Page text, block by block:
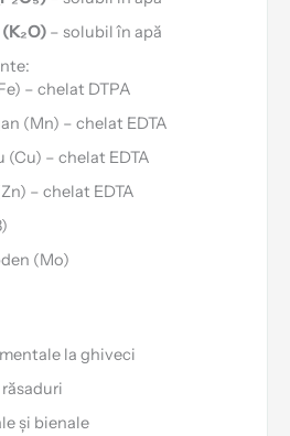
(K₂O)– solubil în apă
– chelat DTPA
(Mn) – chelat EDTA
(Cu) – chelat EDTA
– chelat EDTA
(Mo)
la ghiveci
și bienale